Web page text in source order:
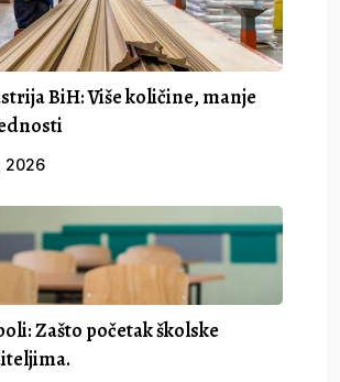
BiH: Više količine, manje
2026
Zašto početak školske